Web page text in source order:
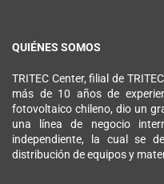
QUIÉNES SOMOS
TRITEC Center, filial de
más de 10 años de
fotovoltaico chileno, dio un
una línea de negocio
independiente, la cual se
distribución de equipos y